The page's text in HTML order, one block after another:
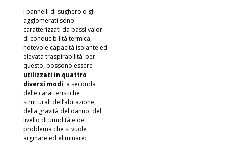
I pannelli di sughero o gli
agglomerati sono
caratterizzati da bassi valori
di conducibilità termica,
notevole capacità isolante ed
elevata traspirabilità: per
questo, possono essere
utilizzati in quattro
diversi modi, a seconda
delle caratteristiche
strutturali dell’abitazione,
della gravità del danno, del
livello di umidità e del
problema che si vuole
arginare ed eliminare: